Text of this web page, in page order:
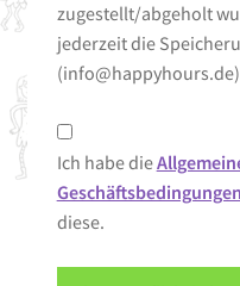
zugestellt/abgeholt
jederzeit die
Ich habe die
Geschäftsbedingungen
diese.